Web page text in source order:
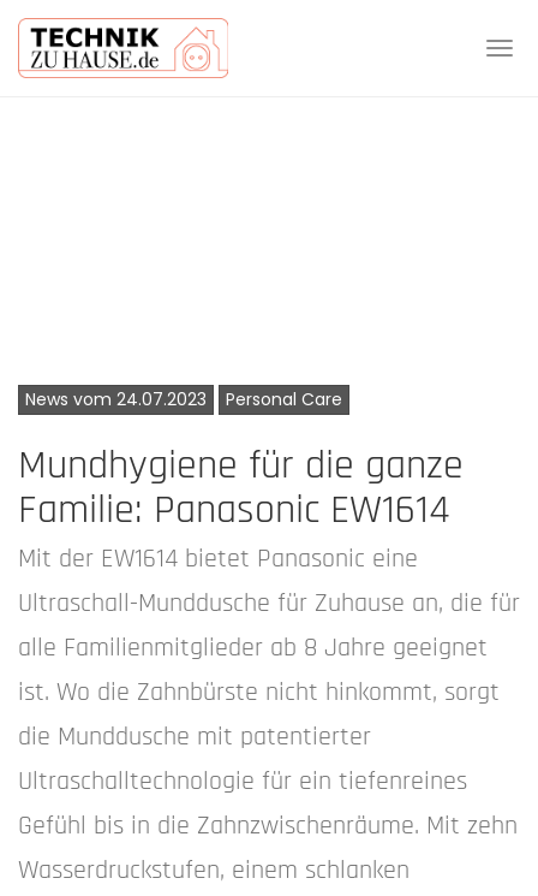
News vom 24.07.2023 Personal Care
Mundhygiene für die ganze
Familie: Panasonic EW1614
Mit der EW1614 bietet Panasonic eine
Ultraschall-Munddusche für Zuhause an, die für
alle Familienmitglieder ab 8 Jahre geeignet
ist. Wo die Zahnbürste nicht hinkommt, sorgt
die Munddusche mit patentierter
Ultraschalltechnologie für ein tiefenreines
Gefühl bis in die Zahnzwischenräume. Mit zehn
Wasserdruckstufen, einem schlanken